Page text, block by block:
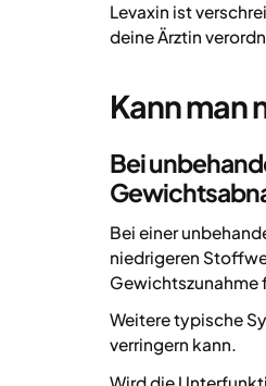
Levaxin ist
deine Ärztin
Kann man
Bei
Bei einer
niedrigeren
Gewichtszunahme
Weitere typische
verringern kann.
Wird die